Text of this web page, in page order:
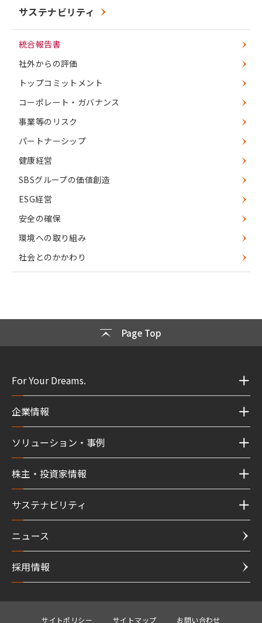
サステナビリティ
統合報告書
社外からの評価
トップコミットメント
コーポレート・ガバナンス
事業等のリスク
パートナーシップ
健康経営
SBSグループの価値創造
ESG経営
安全の確保
環境への取り組み
社会とのかかわり
Page Top
For Your Dreams.
企業情報
ソリューション・事例
株主・投資家情報
サステナビリティ
ニュース
採用情報
サイトポリシー サイトマップ お問い合わせ